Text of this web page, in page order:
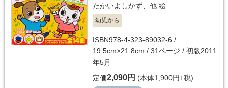
たかいよしかず 、他 絵
幼児から
ISBN978-4-323-89032-6 /
19.5cm×21.8cm / 31ページ / 初版2011
年5月
定価2,090円 (本体1,900円+税)